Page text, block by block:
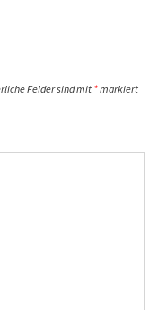
Felder sind mit *markiert